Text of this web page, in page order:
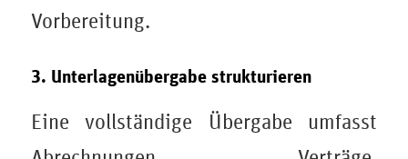
Vorbereitung.
3. Unterlagenübergabe strukturieren
Eine vollständige Übergabe umfasst